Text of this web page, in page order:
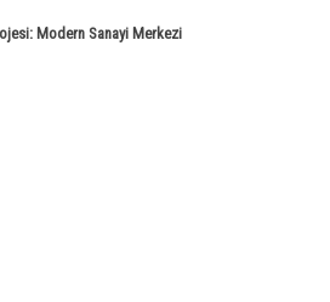
Modern Sanayi Merkezi